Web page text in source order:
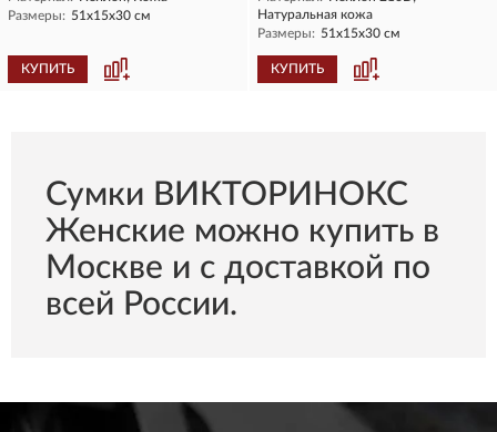
Размеры: 51x15x30 см
КУПИТЬ
Натуральная кожа
Размеры: 51x15x30 см
КУПИТЬ
Сумки ВИКТОРИНОКС
Женские можно купить в
Москве и с доставкой по
всей России.